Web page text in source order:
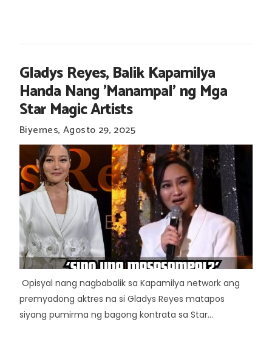
Gladys Reyes, Balik Kapamilya
Handa Nang 'Manampal' ng Mga
Star Magic Artists
Biyernes, Agosto 29, 2025
Opisyal nang nagbabalik sa Kapamilya network ang
premyadong aktres na si Gladys Reyes matapos
siyang pumirma ng bagong kontrata sa Star...